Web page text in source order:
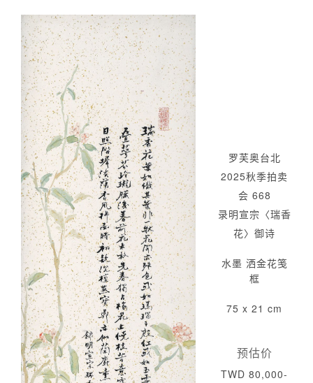
罗芙奥台北
2025秋季拍卖
会 668
录明宣宗〈瑞香
花〉御诗
水墨 洒金花笺
框
75 x 21 cm
预估价
TWD 80,000-